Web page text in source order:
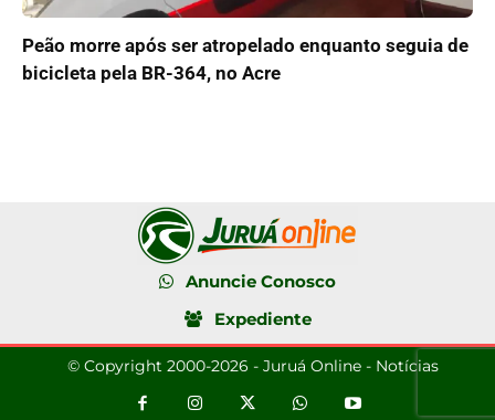
Peão morre após ser atropelado enquanto seguia de
bicicleta pela BR-364, no Acre
Anuncie Conosco
Expediente
© Copyright 2000-2026 - Juruá Online - Notícias